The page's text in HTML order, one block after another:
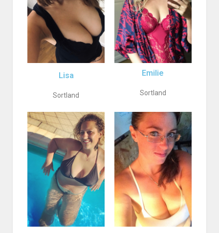
Lisa
Sortland
Emilie
Sortland